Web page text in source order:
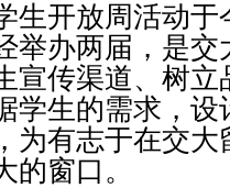
生开放周活动
举办两届，是
宣传渠道、树
学生的需求，
为有志于在交
的窗口。